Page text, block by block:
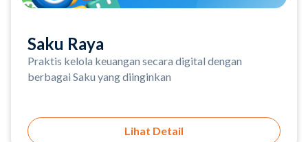
Saku Raya
Praktis kelola keuangan secara digital dengan
berbagai Saku yang diinginkan
Lihat Detail